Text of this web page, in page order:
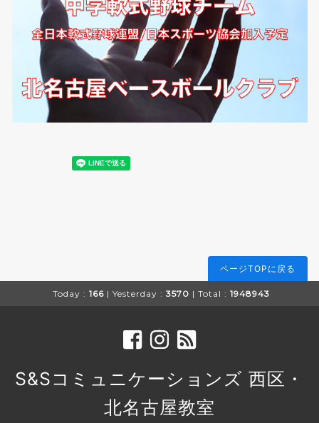
ページTOPに戻る
Today : 166 | Yesterday : 3570 | Total : 1948943
S&Sコミュニケーションズ 西区・
北名古屋教室